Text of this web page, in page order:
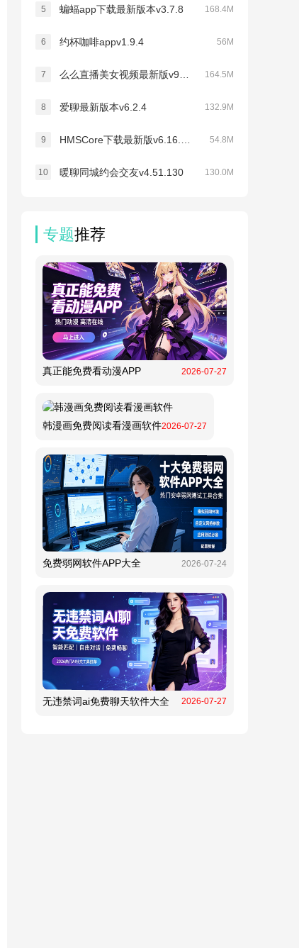
5 蝙蝠app下载最新版本v3.7.8 168.4M
6 约杯咖啡appv1.9.4 56M
7 164.5M
8 爱聊最新版本v6.2.4 132.9M
9 54.8M
10 暖聊同城约会交友v4.51.130 130.0M
专题推荐
真正能免费看动漫APP 2026-07-27
韩漫画免费阅读看漫画软件2026-07-27
免费弱网软件APP大全 2026-07-24
无违禁词ai免费聊天软件大全 2026-07-27